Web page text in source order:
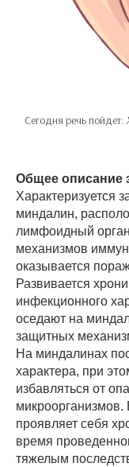
Сегодня речь пойдет:
Общее описание
Характеризуется
миндалин,
лимфоидный
механизмов
оказывается
Развивается
инфекционного
оседают на
защитных
На миндалинах
характера, при
избавляться от
проявляет себя
время
тяжелым